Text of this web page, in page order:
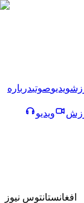
ویدیوصوتیدرباره
ویدیو
افغانستانتوس نیوز